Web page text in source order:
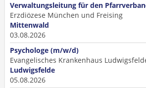
Verwaltungsleitung für den
Erzdiözese München und Freising
Mittenwald
03.08.2026
Psychologe (m/w/d)
Evangelisches Krankenhaus
Ludwigsfelde
05.08.2026